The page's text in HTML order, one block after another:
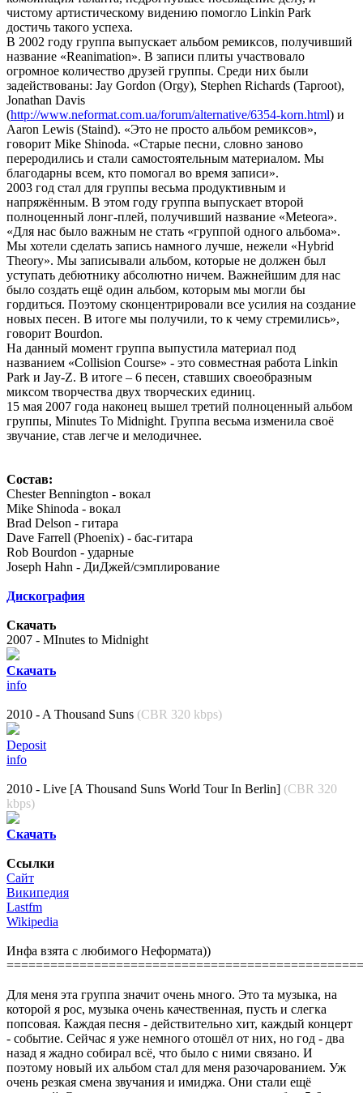
чистому артистическому видению помогло Linkin Park
достичь такого успеха.
В 2002 году группа выпускает альбом ремиксов, получивший
название «Reanimation». В записи плиты участвовало
огромное количество друзей группы. Среди них были
задействованы: Jay Gordon (Orgy), Stephen Richards (Taproot),
Jonathan Davis
(http://www.neformat.com.ua/forum/alternative/6354-korn.html) и
Aaron Lewis (Staind). «Это не просто альбом ремиксов»,
говорит Mike Shinoda. «Старые песни, словно заново
переродились и стали самостоятельным материалом. Мы
благодарны всем, кто помогал во время записи».
2003 год стал для группы весьма продуктивным и
напряжённым. В этом году группа выпускает второй
полноценный лонг-плей, получивший название «Meteora».
«Для нас было важным не стать «группой одного альбома».
Мы хотели сделать запись намного лучше, нежели «Hybrid
Theory». Мы записывали альбом, которые не должен был
уступать дебютнику абсолютно ничем. Важнейшим для нас
было создать ещё один альбом, которым мы могли бы
гордиться. Поэтому сконцентрировали все усилия на создание
новых песен. В итоге мы получили, то к чему стремились»,
говорит Bourdon.
На данный момент группа выпустила материал под
названием «Collision Course» - это совместная работа Linkin
Park и Jay-Z. В итоге – 6 песен, ставших своеобразным
миксом творчества двух творческих единиц.
15 мая 2007 года наконец вышел третий полноценный альбом
группы, Minutes To Midnight. Группа весьма изменила своё
звучание, став легче и мелодичнее.
Состав:
Chester Bennington - вокал
Mike Shinoda - вокал
Brad Delson - гитара
Dave Farrell (Phoenix) - бас-гитара
Rob Bourdon - ударные
Joseph Hahn - ДиДжей/сэмплирование
Дискография
Скачать
2007 - MInutes to Midnight
Cкачать
info
2010 - A Thousand Suns (CBR 320 kbps)
Deposit
info
2010 - Live [A Thousand Suns World Tour In Berlin] (CBR 320
kbps)
Cкачать
Ссылки
Cайт
Википедия
Lastfm
Wikipedia
Инфа взята с любимого Неформата))
Для меня эта группа значит очень много. Это та музыка, на
которой я рос, музыка очень качественная, пусть и слегка
попсовая. Каждая песня - действительно хит, каждый концерт
- событие. Сейчас я уже немного отошёл от них, но год - два
назад я жадно собирал всё, что было с ними связано. И
поэтому новый их альбом стал для меня разочарованием. Уж
очень резкая смена звучания и имиджа. Они стали ещё